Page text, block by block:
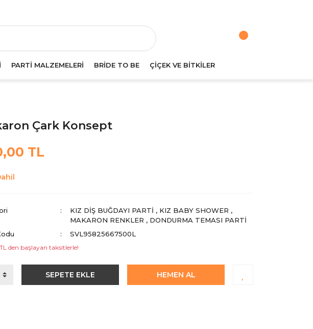
PARTİ MALZEMELERİ BRİDE TO BE ÇİÇEK VE BİTKİLER
Çark Konsept
TL
KIZ DIŞ BUĞDAYI PARTI , KIZ BABY SHOWER ,
MAKARON RENKLER , DONDURMA TEMASI PARTI
SVL95825667500L
den başlayan taksitlerle!
SEPETE EKLE HEMEN AL